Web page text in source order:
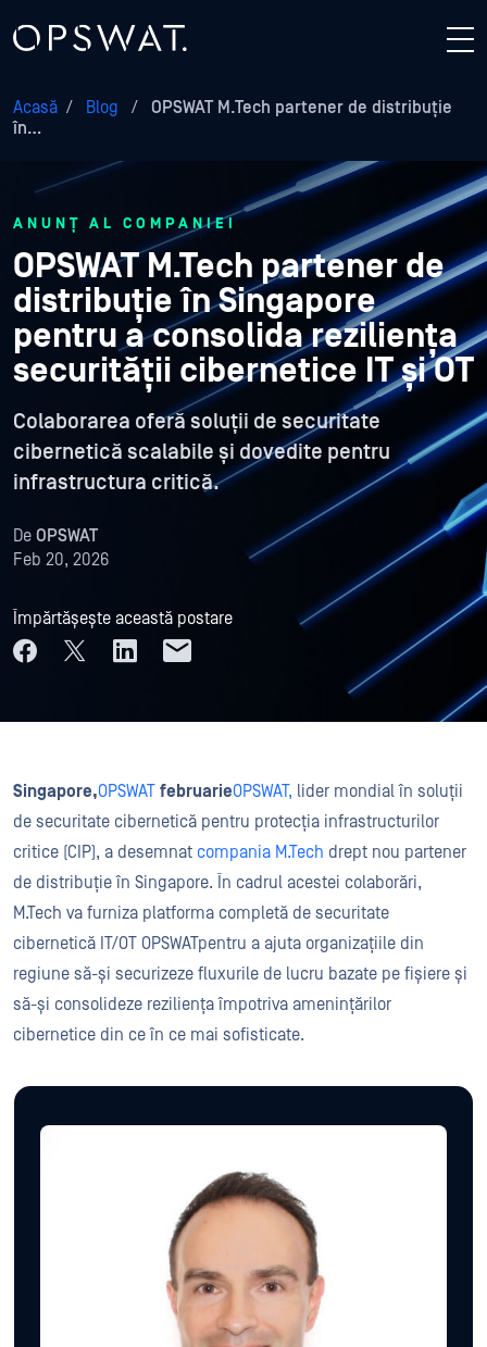
Acasă / Blog /
OPSWAT M.Tech partener de distribuție
în…
ANUNȚ AL COMPANIEI
OPSWAT M.Tech partener de
distribuție în Singapore
pentru a consolida reziliența
securității cibernetice IT și OT
Colaborarea oferă soluții de securitate
cibernetică scalabile și dovedite pentru
infrastructura critică.
De OPSWAT
Feb 20, 2026
Împărtășește această postare
Singapore,OPSWAT februarieOPSWAT, lider mondial în soluții
de securitate cibernetică pentru protecția infrastructurilor
critice (CIP), a desemnat compania M.Tech drept nou partener
de distribuție în Singapore. În cadrul acestei colaborări,
M.Tech va furniza platforma completă de securitate
cibernetică IT/OT OPSWATpentru a ajuta organizațiile din
regiune să-și securizeze fluxurile de lucru bazate pe fișiere și
să-și consolideze reziliența împotriva amenințărilor
cibernetice din ce în ce mai sofisticate.